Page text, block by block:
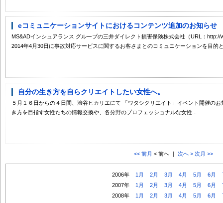
eコミュニケーションサイトにおけるコンテンツ追加のお知らせ
MS&ADインシュアランス グループの三井ダイレクト損害保険株式会社（URL：
2014年4月30日に事故対応サービスに関するお客さまとのコミュニケーションを目的
自分の生き方を自らクリエイトしたい女性へ。
５月１６日からの４日間、渋谷ヒカリエにて 「ワタシクリエイト」イベント開催
き方を目指す女性たちの情報交換や、各分野のプロフェッショナルな女性...
<< 前月 < 前へ ｜ 次へ > 次月 >>
2006年 1月 2月 3月 4月 5月 6月
2007年
1月 2月 3月 4月 5月 6月
2008年
1月 2月 3月 4月 5月 6月